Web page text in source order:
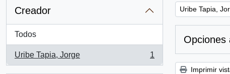
Creador
Todos
Uribe Tapia, Jorge
, 1 resultados
1
Remove filter:
Uribe Tapia,
Opciones
Imprimir